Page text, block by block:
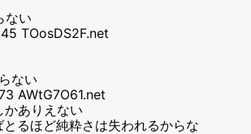
ない
TOosDS2F.net
ない
AWtG7O61.net
かありえない
るほど純粋さは失われるからな